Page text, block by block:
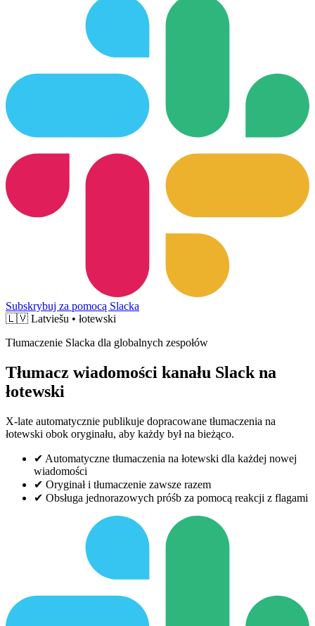
Subskrybuj za pomocą Slacka
🇱🇻 Latviešu • łotewski
Tłumaczenie Slacka dla globalnych zespołów
Tłumacz wiadomości kanału Slack na
łotewski
X-late automatycznie publikuje dopracowane tłumaczenia na
łotewski obok oryginału, aby każdy był na bieżąco.
✔ Automatyczne tłumaczenia na łotewski dla każdej nowej
wiadomości
✔ Oryginał i tłumaczenie zawsze razem
✔ Obsługa jednorazowych próśb za pomocą reakcji z flagami